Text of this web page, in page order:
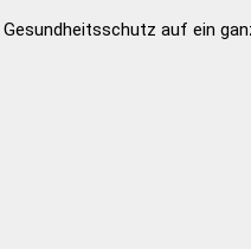
auf ein